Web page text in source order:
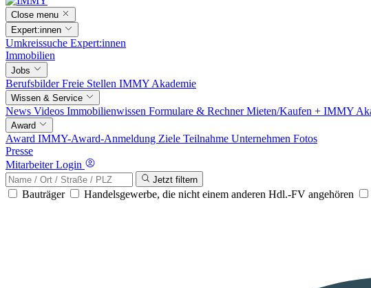
Close menu
Expert:innen
Umkreissuche Expert:innen
Immobilien
Jobs
BerufsbilderFreie Stellen IMMY Akademie
Wissen & Service
News Videos Immobilienwissen Formulare & RechnerMieten/Kaufen + IMMY
Award
Award IMMY-Award-Anmeldung Ziele Teilnahme Unternehmen Fotos
Presse
Mitarbeiter Login
Jetzt filtern
Bauträger Handelsgewerbe, die nicht einem anderen Hdl.-FV angehören